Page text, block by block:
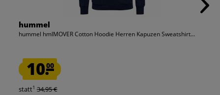
hummel
hummel hmlMOVER Cotton Hoodie Herren Kapuzen Sweatshirt...
10.00
statt1 34,95 €